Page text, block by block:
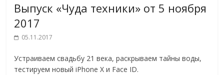
Выпуск «Чуда техники» от 5 ноября
2017
05.11.2017
Устраиваем свадьбу 21 века, раскрываем тайны воды,
тестируем новый iPhone X и Face ID.